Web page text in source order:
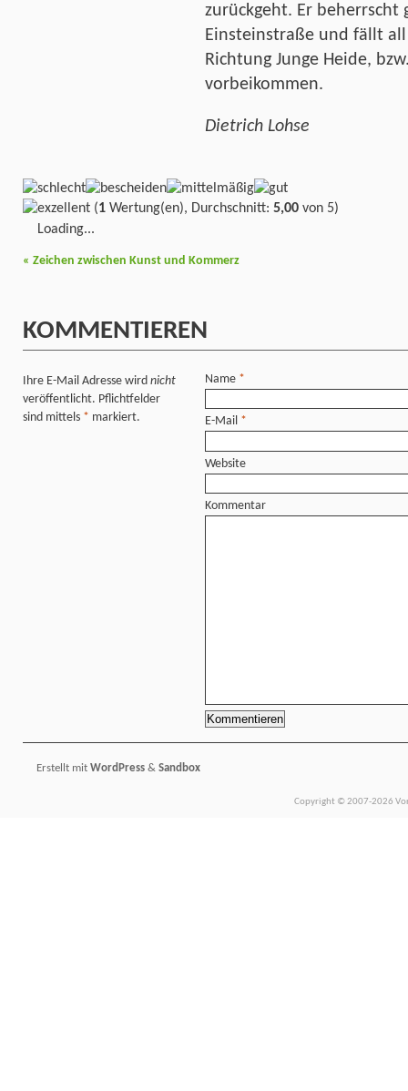
zurückgeht. Er beherrscht
Einsteinstraße und fällt
Richtung Junge Heide,
vorbeikommen.
Dietrich Lohse
(1 Wertung(en), Durchschnitt: 5,00 von 5)
Loading...
« Zeichen zwischen Kunst und Kommerz
KOMMENTIEREN
Ihre E-Mail Adresse wird nicht
veröffentlicht. Pflichtfelder
sind mittels * markiert.
Name *
E-Mail *
Website
Kommentar
Erstellt mit WordPress & Sandbox
Copyright © 2007-2026